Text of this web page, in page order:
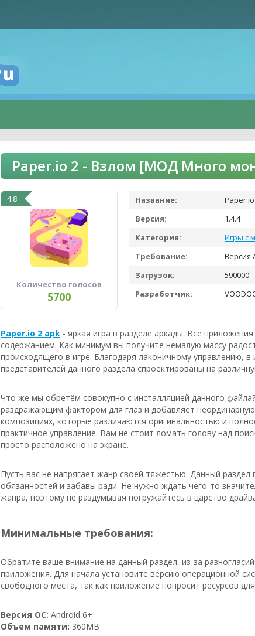
Paper.io 2 - Взлом [МОД Много
4.8
Количество голосов
5700
Название:
Paper.io
Версия:
1.4.4
Категория:
Игры с
Требование:
Версия
Загрузок:
590000
Разработчик:
Paper.io 2 apk - яркая игра в разделе аркады. Все
содержанием. Как минимум вы получите немалую массу
происходящего в игре. Благодаря лаконичному управлению,
представителей данного раздела спроектированы на
Что же мы обретём совокупно с инсталляцией данного
раздражающим фактором для глаз и добавляет
композициях, которые различаются оригинальностью и
практичное управление. Вам не стоит ломать голову над
просто расположено на экране.
Пусть вас не напрягает жанр своей тяжестью. Данный
обязанностей и забавы ради. Не нужно ждать чего-то
жанра, поэтому не раздумывая погружайтесь в царство
Минимальные требования:
Обратите ваше внимание на данный раздел, из-за
приложения. Для начала установите версию операционной
свободного места, так как приложение попросит ресурсов
Версия ОС: Android 6+
Объем памяти: 360MB